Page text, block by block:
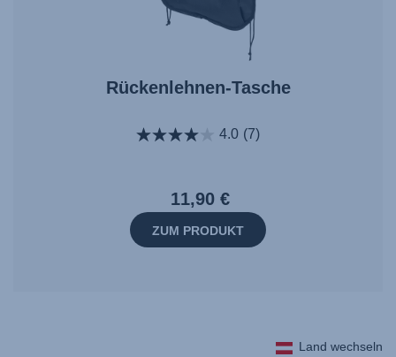
Rückenlehnen-Tasche
4.0 (7)
11,90 €
ZUM PRODUKT
Land wechseln